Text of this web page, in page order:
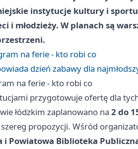
instytucje kultury i
i młodzieży. W planach są
na ferie - kto robi co
dzień zabawy dla
na ferie - kto robi co
przygotowuje ofertę dla
łódzkim zaplanowano na 2 do
propozycji. Wśród
i Powiatowa Biblioteka